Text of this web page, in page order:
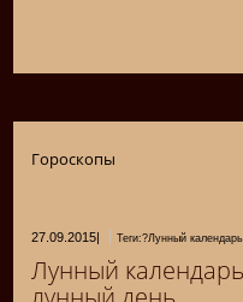
Гороскопы
27.09.2015 Теги:?Лунный календарь
Лунный